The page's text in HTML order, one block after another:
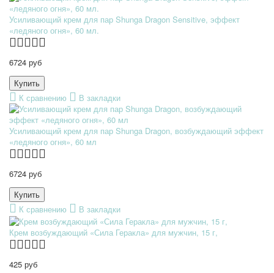
Усиливающий крем для пар Shunga Dragon Sensitive, эффект
«ледяного огня», 60 мл.
6724 руб
К сравнению В закладки
Усиливающий крем для пар Shunga Dragon, возбуждающий эффект
«ледяного огня», 60 мл
6724 руб
К сравнению
В закладки
Крем возбуждающий «Сила Геракла» для мужчин, 15 г,
425 руб